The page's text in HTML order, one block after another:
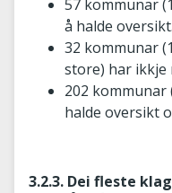
57 kommunar
å halde oversikt.
32 kommunar
store) har ikkje
202 kommunar
halde oversikt
3.2.3. Dei fleste